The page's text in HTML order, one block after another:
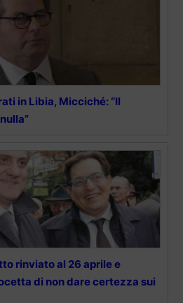
in Libia, Micciché: “Il
rinviato al 26 aprile e
di non dare certezza sui